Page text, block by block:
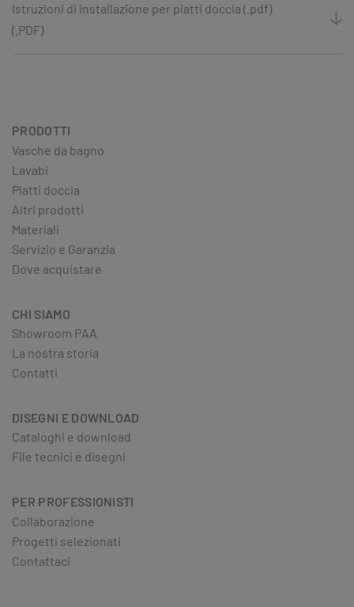
Istruzioni di installazione per piatti doccia (.pdf)
(.PDF)
PRODOTTI
Vasche da bagno
Lavabi
Piatti doccia
Altri prodotti
Materiali
Servizio e Garanzia
Dove acquistare
CHI SIAMO
Showroom PAA
La nostra storia
Contatti
DISEGNI E DOWNLOAD
Cataloghi e download
File tecnici e disegni
PER PROFESSIONISTI
Collaborazione
Progetti selezionati
Contattaci